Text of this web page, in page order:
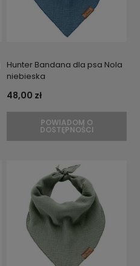
Hunter Bandana dla psa Nola
niebieska
48,00 zł
POWIADOM O
DOSTĘPNOŚCI